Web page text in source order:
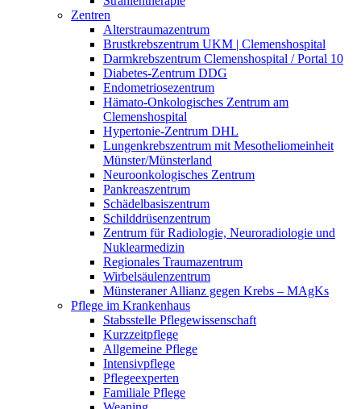
Zentren
Alterstraumazentrum
Brustkrebszentrum UKM | Clemenshospital
Darmkrebszentrum Clemenshospital / Portal 10
Diabetes-Zentrum DDG
Endometriosezentrum
Hämato-Onkologisches Zentrum am
Clemenshospital
Hypertonie-Zentrum DHL
Lungenkrebszentrum mit Mesotheliomeinheit
Münster/Münsterland
Neuroonkologisches Zentrum
Pankreaszentrum
Schädelbasiszentrum
Schilddrüsenzentrum
Zentrum für Radiologie, Neuroradiologie und
Nuklearmedizin
Regionales Traumazentrum
Wirbelsäulenzentrum
Münsteraner Allianz gegen Krebs – MAgKs
Pflege im Krankenhaus
Stabsstelle Pflegewissenschaft
Kurzzeitpflege
Allgemeine Pflege
Intensivpflege
Pflegeexperten
Familiale Pflege